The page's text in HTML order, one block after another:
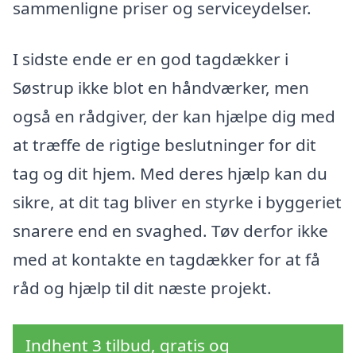
sammenligne priser og serviceydelser.
I sidste ende er en god tagdækker i
Søstrup ikke blot en håndværker, men
også en rådgiver, der kan hjælpe dig med
at træffe de rigtige beslutninger for dit
tag og dit hjem. Med deres hjælp kan du
sikre, at dit tag bliver en styrke i byggeriet
snarere end en svaghed. Tøv derfor ikke
med at kontakte en tagdækker for at få
råd og hjælp til dit næste projekt.
Indhent 3 tilbud, gratis og